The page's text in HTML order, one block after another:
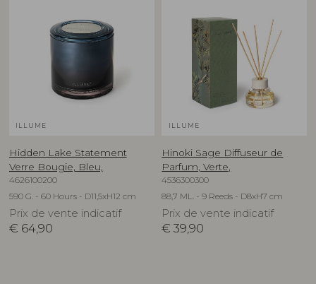
ILLUME
Hidden Lake Statement
Verre Bougie, Bleu,
4626100200
590 G. - 60 Hours - D11,5xH12 cm
Prix de vente indicatif
€ 64,90
ILLUME
Hinoki Sage Diffuseur de
Parfum, Verte,
4536300300
88,7 ML. - 9 Reeds - D8xH7 cm
Prix de vente indicatif
€ 39,90